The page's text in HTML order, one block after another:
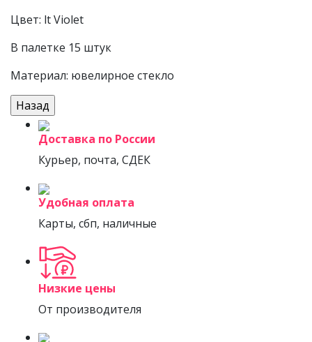
Цвет: lt Violet
В палетке 15 штук
Материал: ювелирное стекло
Доставка по России
Курьер, почта, СДЕК
Удобная оплата
Карты, сбп, наличные
Низкие цены
От производителя